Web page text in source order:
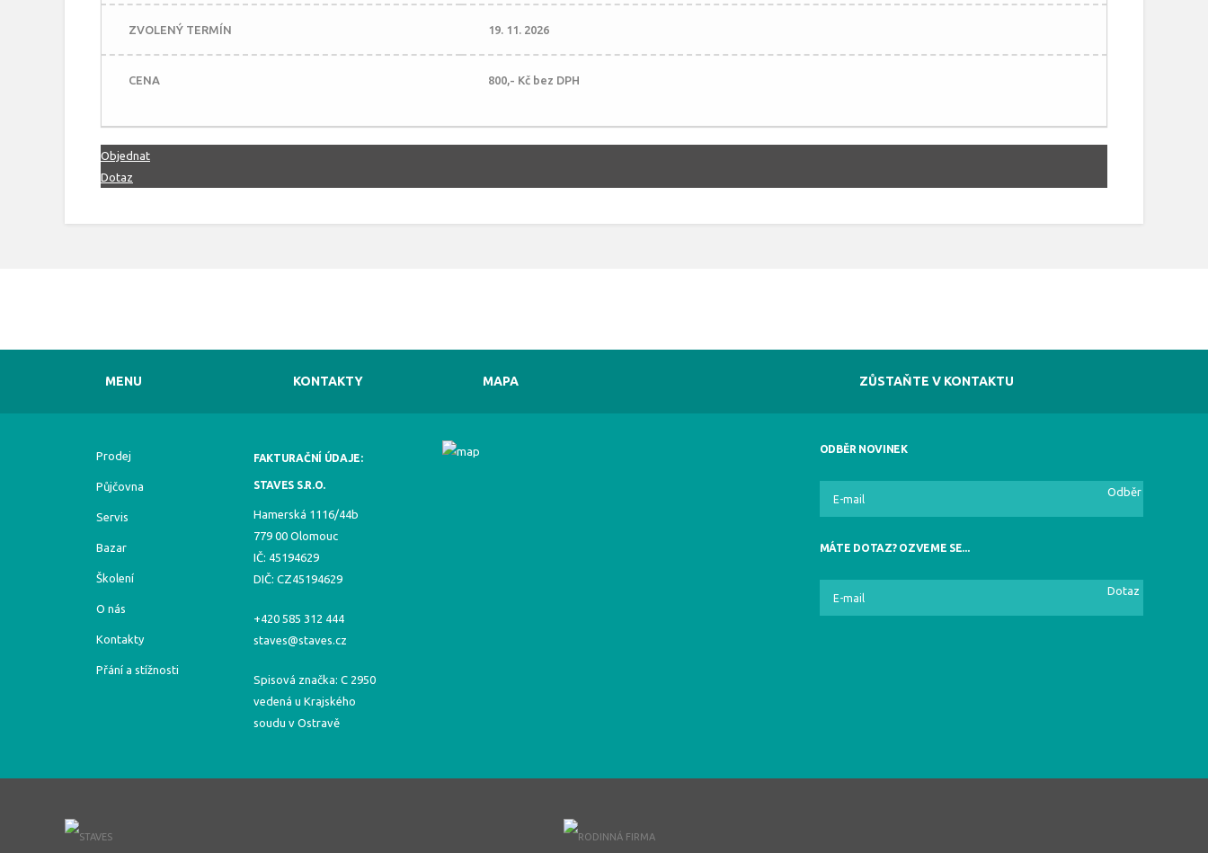
ZVOLENÝ TERMÍN 19. 11. 2026
CENA 800,- Kč bez DPH
Objednat
Dotaz
MENU KONTAKTY MAPA ZŮSTAŇTE V KONTAKTU
Prodej
Půjčovna
Servis
Bazar
Školení
O nás
Kontakty
Přání a stížnosti
FAKTURAČNÍ ÚDAJE:
STAVES S.R.O.
Hamerská 1116/44b
779 00 Olomouc
IČ: 45194629
DIČ: CZ45194629
+420 585 312 444
staves@staves.cz
Spisová značka: C 2950
vedená u Krajského
soudu v Ostravě
ODBĚR NOVINEK
Odběr
MÁTE DOTAZ? OZVEME SE...
Dotaz